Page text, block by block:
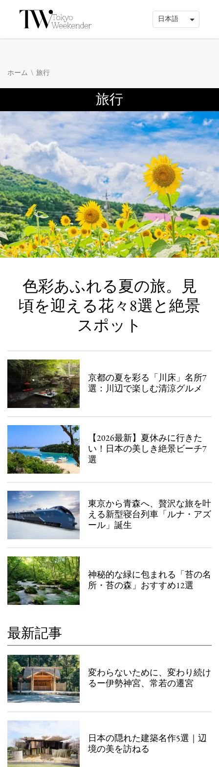
ホーム \ 旅行
旅行
色彩あふれる夏の旅。見
頃を迎える花々8選と絶景
スポット
京都の夏を彩る「川床」名所7
選：川辺で楽しむ清涼グルメ
【2026最新】夏休みに行きた
い！日本の美しき絶景ビーチ7
選
東京から青森へ、贅沢な旅を叶
える新型寝台列車「ルナ・アズ
ール」誕生
神秘的な緑に包まれる「苔の名
所・苔の森」おすすめ12選
最新記事
変わらないために、変わり続け
るー伊勢神宮、常若の遷宮
日本の隠れた建築名作5選｜辺
境の美を訪ねる